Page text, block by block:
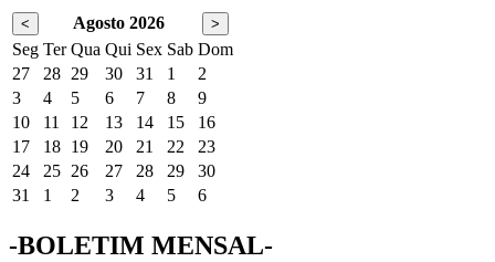
< Agosto 2026 >
Seg Ter Qua Qui Sex Sab Dom
27
28 29 30 31 1
2
3
4 5 6 7 8
9
10
11 12 13 14 15
16
17
18 19 20 21 22
23
24
25 26 27 28 29
30
31
1 2 3 4 5 6
-BOLETIM MENSAL-